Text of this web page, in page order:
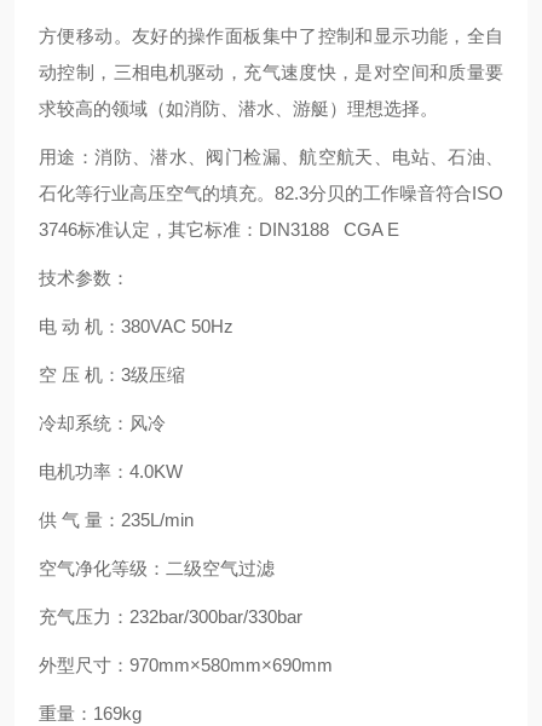
方便移动。友好的操作面板集中了控制和显示功能，全自
动控制，三相电机驱动，充气速度快，是对空间和质量要
求较高的领域（如消防、潜水、游艇）理想选择。
用途：消防、潜水、阀门检漏、航空航天、电站、石油、
石化等行业高压空气的填充。82.3分贝的工作噪音符合ISO
3746标准认定，其它标准：DIN3188 CGA E
技术参数：
电 动 机：380VAC 50Hz
空 压 机：3级压缩
冷却系统：风冷
电机功率：4.0KW
供 气 量：235L/min
空气净化等级：二级空气过滤
充气压力：232bar/300bar/330bar
外型尺寸：970mm×580mm×690mm
重量：169kg